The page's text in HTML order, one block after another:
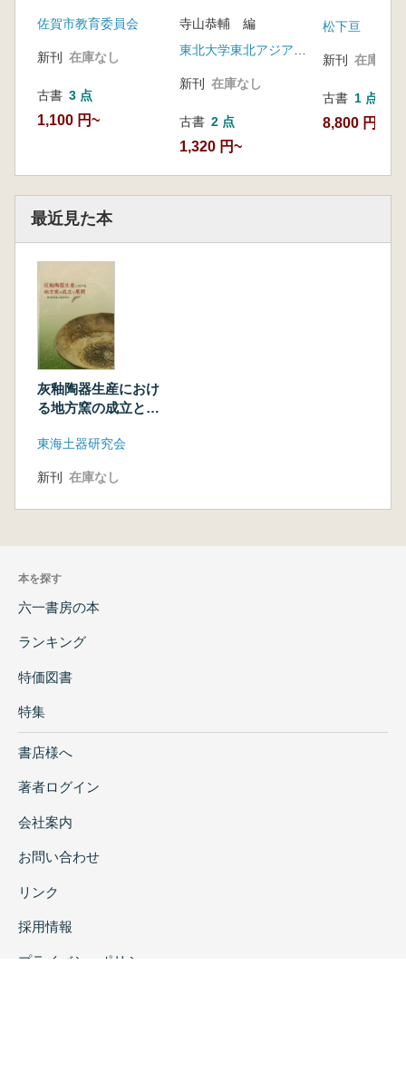
指定記念シンポジウ
佐賀市教育委員会
新刊 在庫なし
古書 3 点
1,100 円~
寺山恭輔 編
新刊 在庫なし
古書 2 点
1,320 円~
松下亘
新刊 在庫なし
古書 1 点
8,800 円
最近見た本
灰釉陶器生産におけ
る地方窯の成立と展
東海土器研究会
新刊 在庫なし
本を探す
六一書房の本
ランキング
特価図書
特集
書店様へ
著者ログイン
会社案内
お問い合わせ
リンク
採用情報
プライバシーポリシー